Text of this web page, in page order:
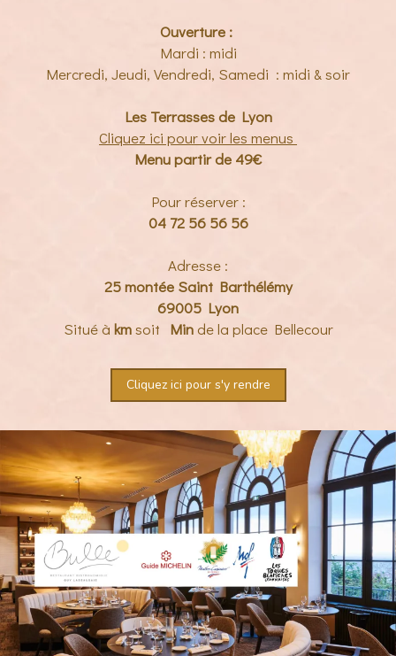
Ouverture :
Mardi : midi
Mercredi, Jeudi, Vendredi, Samedi : midi & soir
Les Terrasses de Lyon
Cliquez ici pour voir les menus
Menu partir de 49€
Pour réserver :
04 72 56 56 56
Adresse :
25 montée Saint Barthélémy
69005 Lyon
Situé à kmsoit Minde la place Bellecour
Cliquez ici pour s'y rendre